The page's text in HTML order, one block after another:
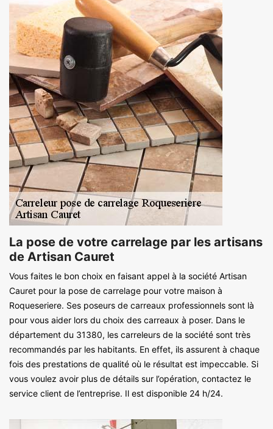
La pose de votre carrelage par les artisans
de Artisan Cauret
Vous faites le bon choix en faisant appel à la société Artisan
Cauret pour la pose de carrelage pour votre maison à
Roqueseriere. Ses poseurs de carreaux professionnels sont là
pour vous aider lors du choix des carreaux à poser. Dans le
département du 31380, les carreleurs de la société sont très
recommandés par les habitants. En effet, ils assurent à chaque
fois des prestations de qualité où le résultat est impeccable. Si
vous voulez avoir plus de détails sur l’opération, contactez le
service client de l’entreprise. Il est disponible 24 h/24.